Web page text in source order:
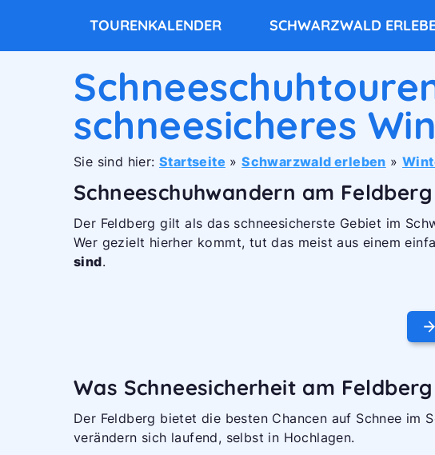
TOURENKALENDER SCHWARZWALD
schneesicheres
Sie sind hier: Startseite »Schwarzwald erleben »
Schneeschuhwandern am
Der Feldberg gilt als das schneesicherste Gebiet im
Wer gezielt hierher kommt, tut das meist aus einem
sind.
Was Schneesicherheit am
Der Feldberg bietet die besten Chancen auf Schnee im
verändern sich laufend, selbst in Hochlagen.